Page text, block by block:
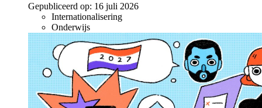
Gepubliceerd op: 16 juli 2026
Internationalisering
Onderwijs